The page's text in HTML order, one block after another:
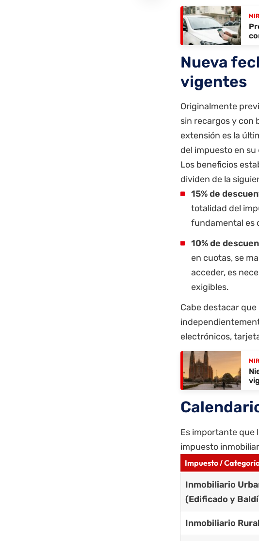
Nueva
vigentes
Originalmente
sin recargos y con
extensión es la
del impuesto en
Los beneficios
dividen de la
15% de
totalidad del
fundamental es
10% de
en cuotas, se
acceder, es
exigibles.
Cabe destacar
electrónicos,
Es importante que
impuesto
Impuesto /
Inmobiliario
(Edificado y
Inmobiliario Rural